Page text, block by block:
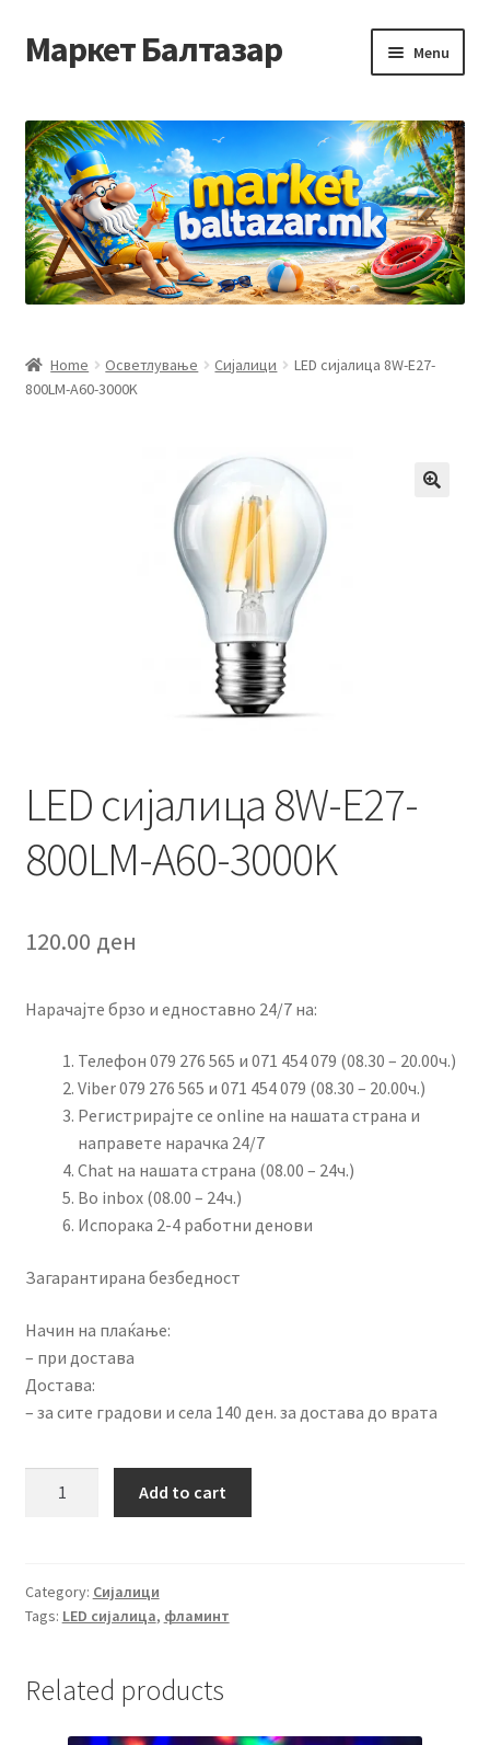
Skip
to
Skip
to
Маркет Балтазар Menu
Checkout
Homepage
Privacy Policy
Контакт
Рекламации и замена на производ
Home Осветлување Сијалици
LED сијалица 8W-E27-
800LM-A60-3000K
LED сијалица 8W-E27-
800LM-A60-3000K
120.00 ден
Нарачајте брзо и едноставно 24/7 на:
Телефон 079 276 565 и 071 454 079 (08.30 – 20.00ч.)
Viber 079 276 565 и 071 454 079 (08.30 – 20.00ч.)
Регистрирајте се online на нашата страна и
направете нарачка 24/7
Chat на нашата страна (08.00 – 24ч.)
Во inbox (08.00 – 24ч.)
Испорака 2-4 работни денови
Загарантирана безбедност
Начин на плаќање:
– при достава
Достава:
– за сите градови и села 140 ден. за достава до врата
800LM-
A60-
Add to cart
Category: Сијалици
Tags: LED сијалица, фламинт
Related products